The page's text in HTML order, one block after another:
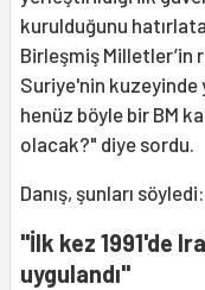
kurulduğunu
Birleşmiş Milletler’in
Suriye'nin kuzeyinde
henüz böyle bir BM
olacak?" diye sordu.
Danış, şunları söyledi:
"İlk kez 1991'de
uygulandı"